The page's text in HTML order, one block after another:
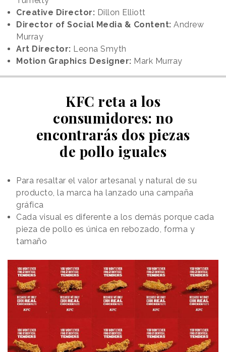
Creative Director: Dillon Elliott
Director of Social Media & Content: Andrew
Murray
Art Director: Leona Smyth
Motion Graphics Designer: Mark Murray
KFC reta a los
consumidores: no
encontrarás dos piezas
de pollo iguales
Para resaltar el valor artesanal y natural de su
producto, la marca ha lanzado una campaña
gráfica
Cada visual es diferente a los demás porque cada
pieza de pollo es única en rebozado, forma y
tamaño